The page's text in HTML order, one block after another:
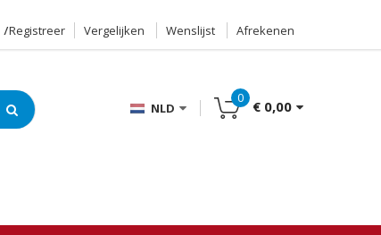
Registreer Vergelijken Wenslijst Afrekenen
NLD
0
€ 0,00